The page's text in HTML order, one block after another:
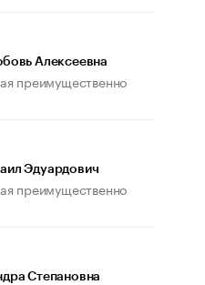
Алексеевна
преимущественно
Эдуардович
преимущественно
Степановна